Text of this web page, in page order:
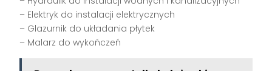
– Elektryk do instalacji elektrycznych
– Glazurnik do układania płytek
– Malarz do wykończeń